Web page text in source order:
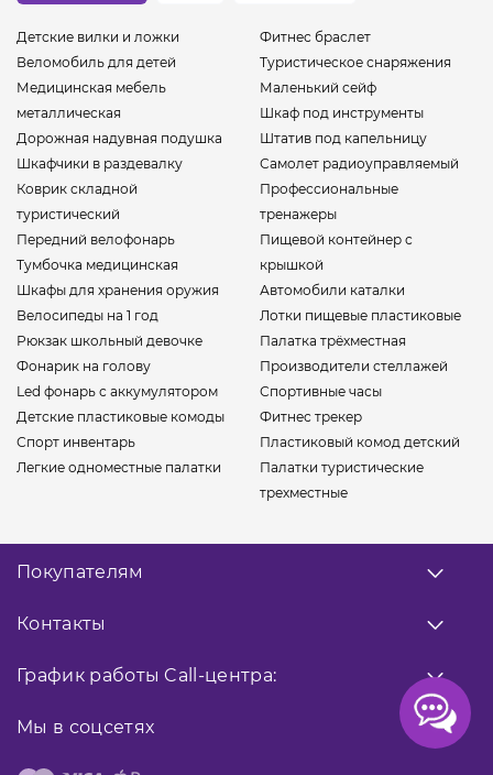
Детские вилки и ложки
Веломобиль для детей
Медицинская мебель
металлическая
Дорожная надувная подушка
Шкафчики в раздевалку
Коврик складной
туристический
Передний велофонарь
Тумбочка медицинская
Фитнес браслет
Туристическое снаряжения
Маленький сейф
Шкаф под инструменты
Штатив под капельницу
Самолет радиоуправляемый
Профессиональные
тренажеры
Пищевой контейнер с
крышкой
Шкафы для хранения оружия
Велосипеды на 1 год
Рюкзак школьный девочке
Фонарик на голову
Led фонарь с аккумулятором
Детские пластиковые комоды
Спорт инвентарь
Легкие одноместные палатки
Автомобили каталки
Лотки пищевые пластиковые
Палатка трёхместная
Производители стеллажей
Спортивные часы
Фитнес трекер
Пластиковый комод детский
Палатки туристические
трехместные
Контакты
Заказать звонок
0 800 33 10 32
График работыCall-центра:
Прием заказов
Покупателям
О нас
Доставка
Возврат товара
Мы в соцсетях